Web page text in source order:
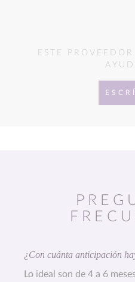
ESTE
¿Con cuánta anticipación
Lo ideal son de 4 a 6